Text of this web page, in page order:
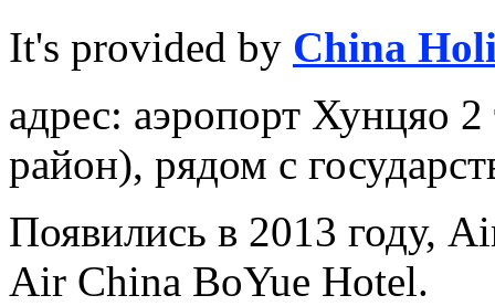
It's provided by China
адрес: аэропорт Хунцяо
район), рядом с
Появились в 2013 году,
Air China BoYue Hotel.